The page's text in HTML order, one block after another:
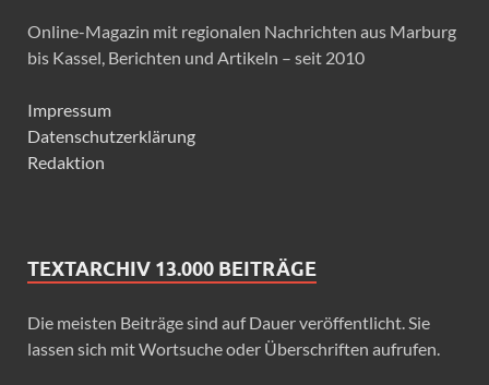
Online-Magazin mit regionalen Nachrichten aus Marburg
bis Kassel, Berichten und Artikeln – seit 2010
Impressum
Datenschutzerklärung
Redaktion
TEXTARCHIV 13.000 BEITRÄGE
Die meisten Beiträge sind auf Dauer veröffentlicht. Sie
lassen sich mit Wortsuche oder Überschriften aufrufen.